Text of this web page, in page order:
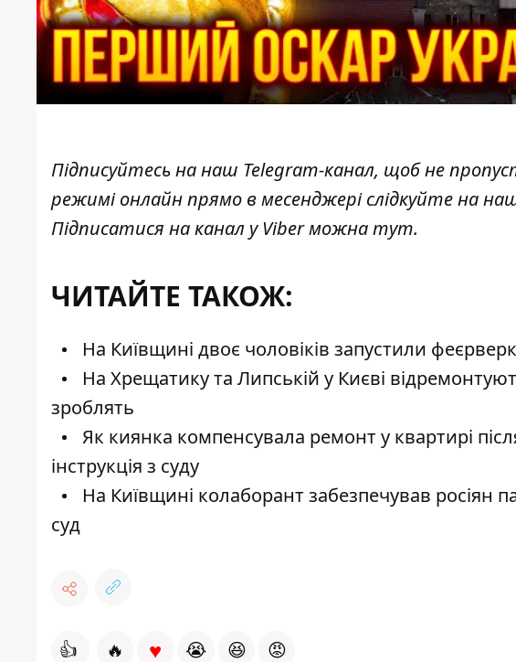
Підписуйтесь на наш Telegram-канал, щоб не
режимі онлайн прямо в месенджері слідкуйте на
Підписатися на канал у Viber можнатут.
ЧИТАЙТЕ ТАКОЖ:
На Київщині двоє чоловіків запустили
На Хрещатику та Липській у Києві
зроблять
Як киянка компенсувала ремонт у квартирі
інструкція з суду
На Київщині колаборант забезпечував росіян
суд
👍 🔥 ♥ 😭 😆 😡